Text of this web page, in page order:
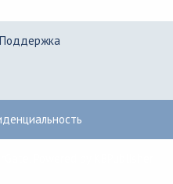
Поддержка